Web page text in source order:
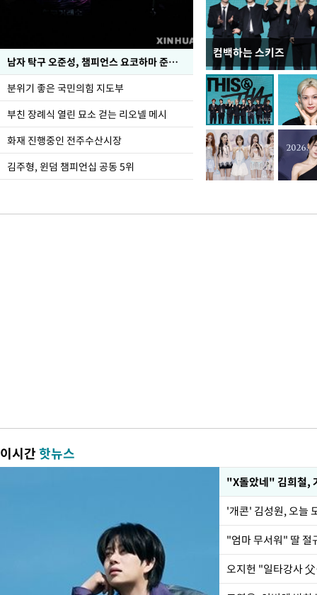
남자 탁구 오준성, 챔피언스 요코하마 준우승
분위기 좋은 국민의힘 지도부
부친 장례식 열린 묘소 걷는 리오넬 메시
화재 진행중인 전주수산시장
김주형, 윈덤 챔피언십 공동 5위
컴백하는 스키즈
한-미, UFS연합연습
이시간핫뉴스
'개콘' 김성원, 오늘